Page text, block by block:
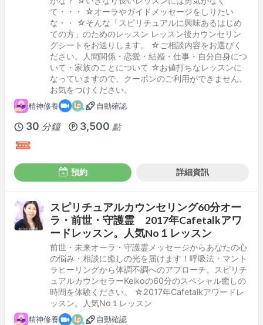
て・・・ ☆オーラやガイドメッセージをしりたい
な・・ ☆そんな「スピリチュアルに興味あるはじめ
ての方」のためのレッスン レッスン後カウンセリン
グシートをお送りします。 ☆ご相談内容をお選びく
ださい。人間関係・恋愛・結婚・仕事・自分自身につ
いて・家族のことについて ☆お値打ちなレッスンに
なっていますので、クーポンのご利用ができません。
お気をつけください。
精神修養 自動確認
30 分鐘 3,500 點
預約 詳細資訊
スピリチュアルカウンセリング60分オー
ラ・前世・守護霊 2017年Cafetalkアワ
ードレッスン。人気No１レッスン
前世・未来オーラ・守護霊メッセージからあなたの心
の悩み・相談に癒しの光を届けます！呼吸法・マント
ラヒーリングから体調不調へのアプローチ。スピリチ
ュアルカウンセラーKeikoの60分のスペシャル癒しの
時間を体験ください。 ☆2017年Cafetalkアワードレ
ッスン。人気No１レッスン
精神修養 自動確認